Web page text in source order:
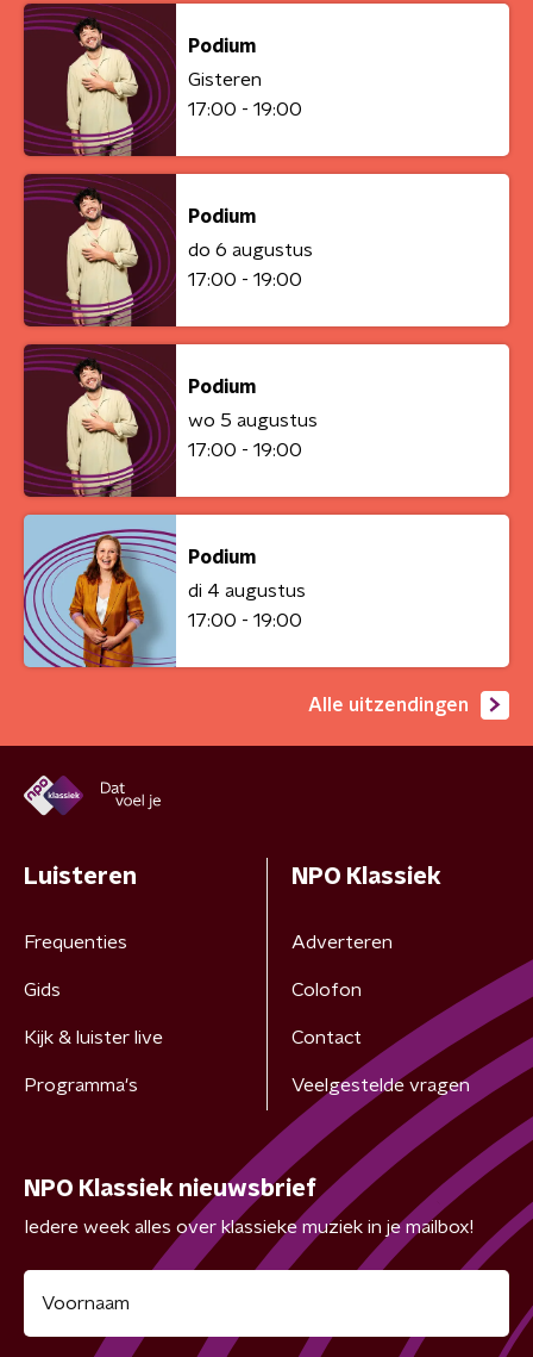
Podium
Gisteren
17:00 - 19:00
Podium
do 6 augustus
17:00 - 19:00
Podium
wo 5 augustus
17:00 - 19:00
Podium
di 4 augustus
17:00 - 19:00
Alle uitzendingen
Luisteren
Frequenties
Gids
Kijk & luister live
Programma's
NPO Klassiek
Adverteren
Colofon
Contact
Veelgestelde vragen
NPO Klassiek nieuwsbrief
Iedere week alles over klassieke muziek in je mailbox!